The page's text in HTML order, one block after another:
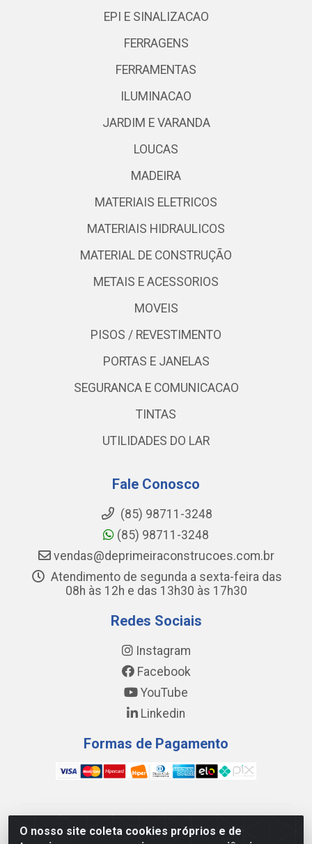
O nosso site coleta cookies próprios e de
EPI E SINALIZACAO
FERRAGENS
FERRAMENTAS
ILUMINACAO
JARDIM E VARANDA
LOUCAS
MADEIRA
MATERIAIS ELETRICOS
MATERIAIS HIDRAULICOS
MATERIAL DE CONSTRUÇÃO
METAIS E ACESSORIOS
MOVEIS
PISOS / REVESTIMENTO
PORTAS E JANELAS
SEGURANCA E COMUNICACAO
TINTAS
UTILIDADES DO LAR
Fale Conosco
(85) 98711-3248
(85) 98711-3248
vendas@deprimeiraconstrucoes.com.br
Atendimento de segunda a sexta-feira das
08h às 12h e das 13h30 às 17h30
Redes Sociais
Instagram
Facebook
YouTube
Linkedin
Formas de Pagamento
WING DISTRIBUIDORA COMÉRCIO E LOGÍSTICA DE
MATERIAL DE CONSTRUÇÕES LTDA - AV. DA